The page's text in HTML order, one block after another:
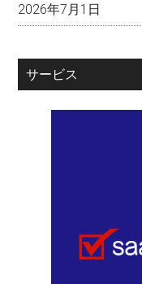
2026年7月1日
サービス